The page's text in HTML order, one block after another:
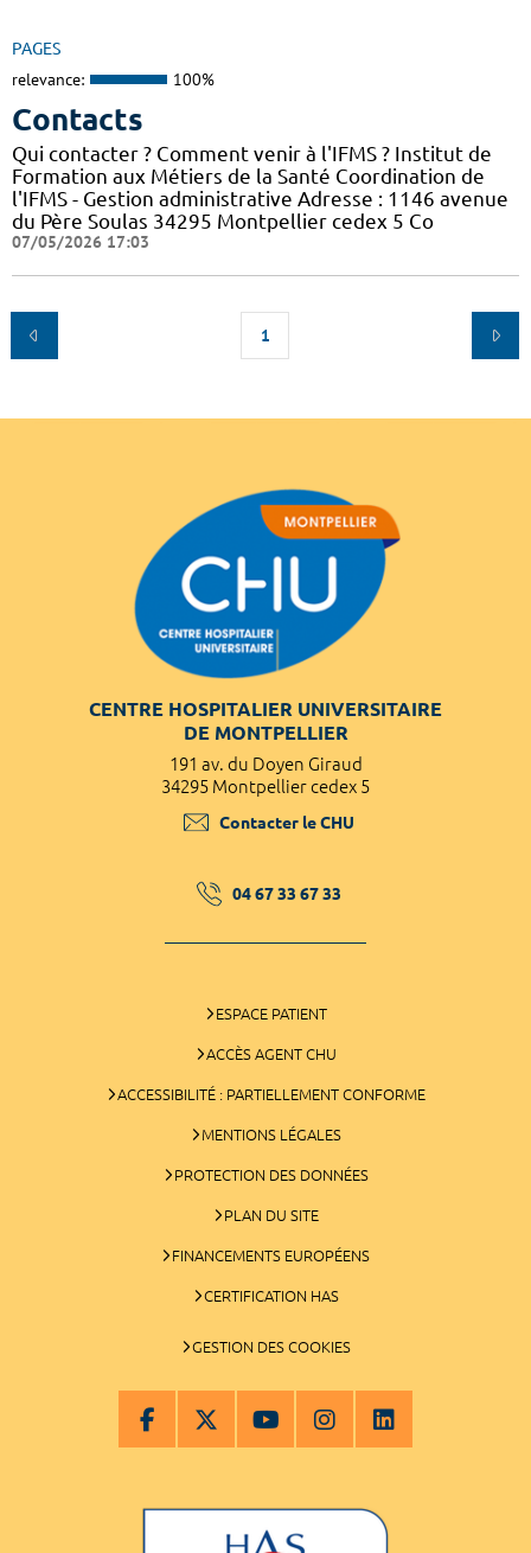
PAGES
relevance: 100%
Contacts
Qui contacter ? Comment venir à l'IFMS ? Institut de
Formation aux Métiers de la Santé Coordination de
l'IFMS - Gestion administrative Adresse : 1146 avenue
du Père Soulas 34295 Montpellier cedex 5 Co
07/05/2026 17:03
1
CENTRE HOSPITALIER UNIVERSITAIRE
DE MONTPELLIER
191 av. du Doyen Giraud
34295 Montpellier cedex 5
Contacter le CHU
04 67 33 67 33
ESPACE PATIENT
ACCÈS AGENT CHU
ACCESSIBILITÉ : PARTIELLEMENT CONFORME
MENTIONS LÉGALES
PROTECTION DES DONNÉES
PLAN DU SITE
FINANCEMENTS EUROPÉENS
CERTIFICATION HAS
GESTION DES COOKIES